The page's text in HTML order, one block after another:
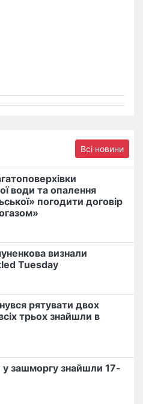
Всі новини
води та опалення
погодити договір
визнали
Tuesday
рятувати двох
трьох знайшли в
у зашморгу знайшли 17-